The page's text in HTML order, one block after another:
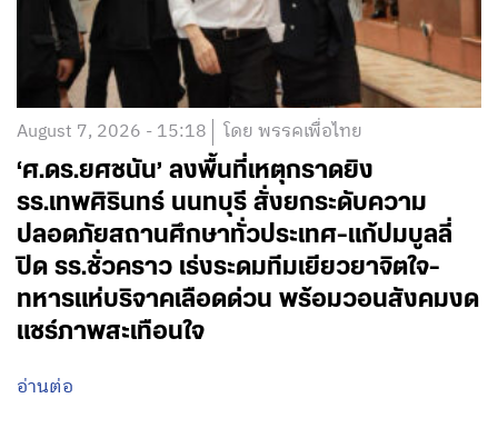
August 7, 2026 - 15:18 โดย พรรคเพื่อไทย
‘ศ.ดร.ยศชนัน’ ลงพื้นที่เหตุกราดยิง
รร.เทพศิรินทร์ นนทบุรี สั่งยกระดับความ
ปลอดภัยสถานศึกษาทั่วประเทศ-แก้ปมบูลลี่
ปิด รร.ชั่วคราว เร่งระดมทีมเยียวยาจิตใจ-
ทหารแห่บริจาคเลือดด่วน พร้อมวอนสังคมงด
แชร์ภาพสะเทือนใจ
อ่านต่อ